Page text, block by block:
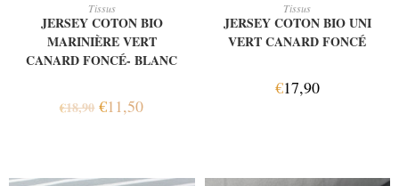
Tissus
JERSEY COTON BIO
MARINIÈRE VERT
CANARD FONCÉ- BLANC
€18,90 €11,50
Tissus
JERSEY COTON BIO UNI
VERT CANARD FONCÉ
€17,90